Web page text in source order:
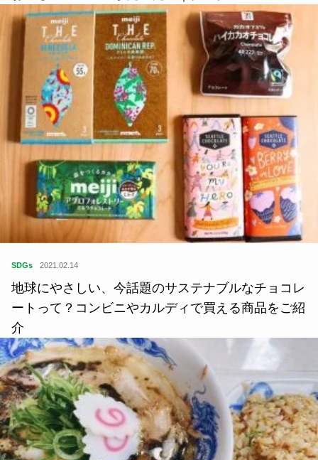
SDGs 2021.02.14
地球にやさしい、今話題のサステナブルなチョコレ
ートって？コンビニやカルディで買える商品をご紹
介